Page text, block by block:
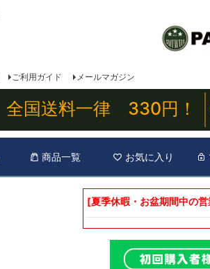
ご利用ガイド メールマガジン
全国送料一律 330円！
商品一覧 お気に入り
[夏季休暇・お盆期間中の